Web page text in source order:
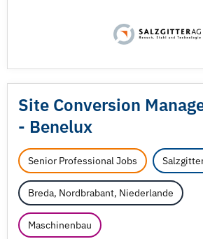
Site Conversion
- Benelux
Senior Professional Jobs
Breda, Nordbrabant, Niederlande
Maschinenbau